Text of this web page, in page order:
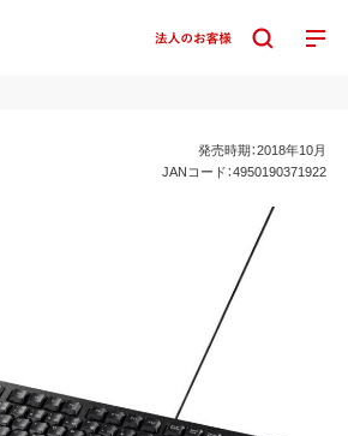
発売時期：2018年10月
JANコード：4950190371922